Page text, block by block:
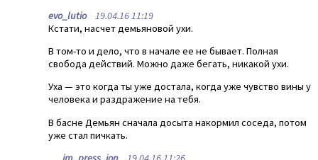
evo_lutio19.04.16 11:19
Кстати, насчет демьяновой ухи.
В том-то и дело, что в начале ее не бывает. Полная
свобода действий. Можно даже бегать, никакой ухи.
Уха — это когда ты уже достала, когда уже чувство вины у
человека и раздражение на тебя.
В басне Демьян сначала досыта накормил соседа, потом
уже стал пичкать.